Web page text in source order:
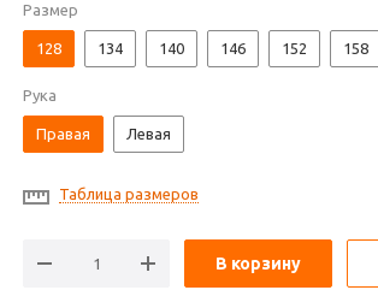
Размер
128 134 140 146 152 158
Рука
Правая Левая
Таблица размеров
В корзину